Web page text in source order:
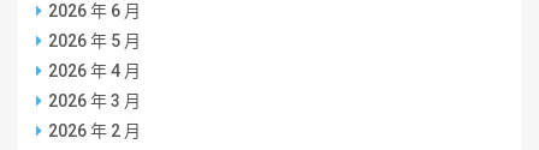
2026 年 6 月
2026 年 5 月
2026 年 4 月
2026 年 3 月
2026 年 2 月